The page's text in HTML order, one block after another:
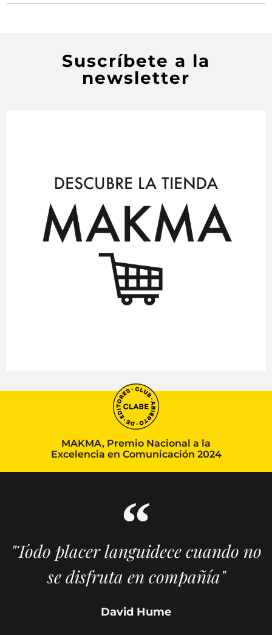
Suscríbete a la
newsletter
MAKMA, Premio Nacional a la
Excelencia en Comunicación 2024
"Todo placer languidece cuando no
se disfruta en compañía"
David Hume